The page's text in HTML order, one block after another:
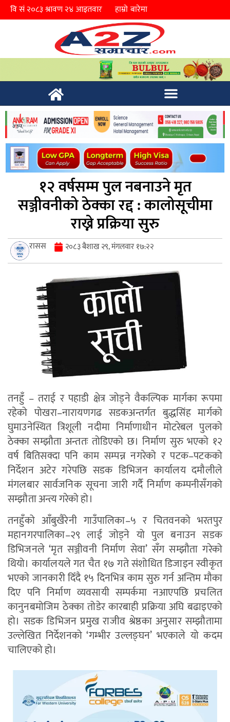
हाम्रो बारेमा
१२ वर्षसम्म पुल नबनाउने मृत
सञ्जीवनीको ठेक्का रद्द : कालोसूचीमा
राख्ने प्रक्रिया सुरु
रासस २०८३ बैशाख २९, मंगलवार १७:२२
तनहुँ – तराई र पहाडी क्षेत्र जोड्ने वैकल्पिक मार्गका रूपमा
रहेको पोखरा–नारायणगढ सडकअन्तर्गत बुद्धसिंह मार्गको
घुमाउनेस्थित त्रिशूली नदीमा निर्माणाधीन मोटरेबल पुलको
ठेक्का सम्झौता अन्ततः तोडिएको छ। निर्माण सुरु भएको १२
वर्ष बितिसक्दा पनि काम सम्पन्न नगरेको र पटक–पटकको
निर्देशन अटेर गरेपछि सडक डिभिजन कार्यालय दमौलीले
मंगलबार सार्वजनिक सूचना जारी गर्दै निर्माण कम्पनीसँगको
सम्झौता अन्त्य गरेको हो।
तनहुँको आँबुखैरेनी गाउँपालिका–५ र चितवनको भरतपुर
महानगरपालिका–२९ लाई जोड्ने यो पुल बनाउन सडक
डिभिजनले ‘मृत सञ्जीवनी निर्माण सेवा’ सँग सम्झौता गरेको
थियो। कार्यालयले गत चैत १७ गते संशोधित डिजाइन स्वीकृत
भएको जानकारी दिँदै १५ दिनभित्र काम सुरु गर्न अन्तिम मौका
दिए पनि निर्माण व्यवसायी सम्पर्कमा नआएपछि प्रचलित
कानुनबमोजिम ठेक्का तोडेर कारबाही प्रक्रिया अघि बढाइएको
हो। सडक डिभिजन प्रमुख राजीव श्रेष्ठका अनुसार सम्झौतामा
उल्लेखित निर्देशनको ‘गम्भीर उल्लङ्घन’ भएकाले यो कदम
चालिएको हो।